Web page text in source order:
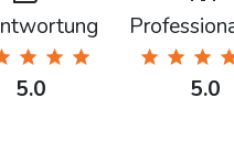
5.0 5.0